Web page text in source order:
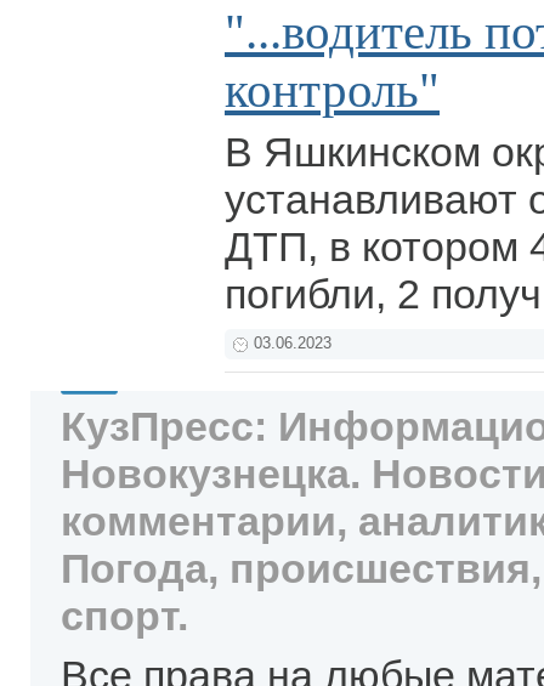
"...водитель
контроль"
В Яшкинском
устанавливают
ДТП, в котором
погибли, 2
03.06.2023
КузПресс:
Новокузнецка.
комментарии,
Погода,
спорт.
Все права на любые